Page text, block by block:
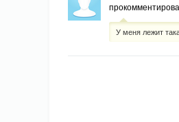
У меня лежит